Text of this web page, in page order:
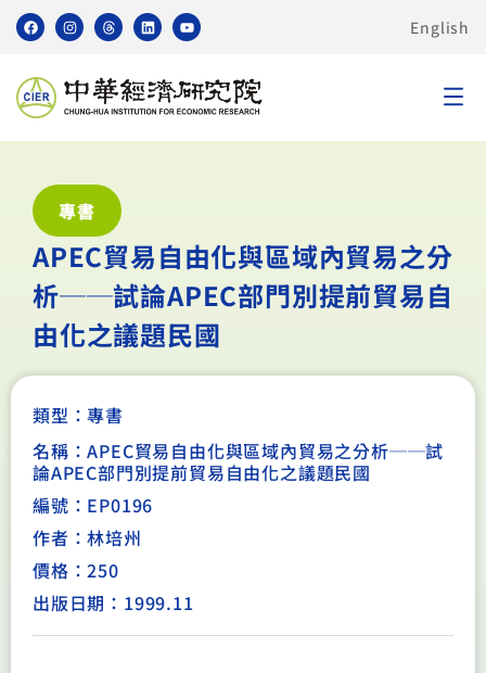
English
專書
APEC貿易自由化與區域內貿易之分
析──試論APEC部門別提前貿易自
由化之議題民國
類型：專書
名稱：APEC貿易自由化與區域內貿易之分析──試
論APEC部門別提前貿易自由化之議題民國
編號：EP0196
作者：林培州
價格：250
出版日期：1999.11